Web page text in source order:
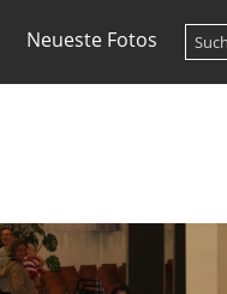
Neueste Fotos